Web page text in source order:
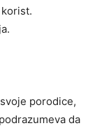
porodice,
da